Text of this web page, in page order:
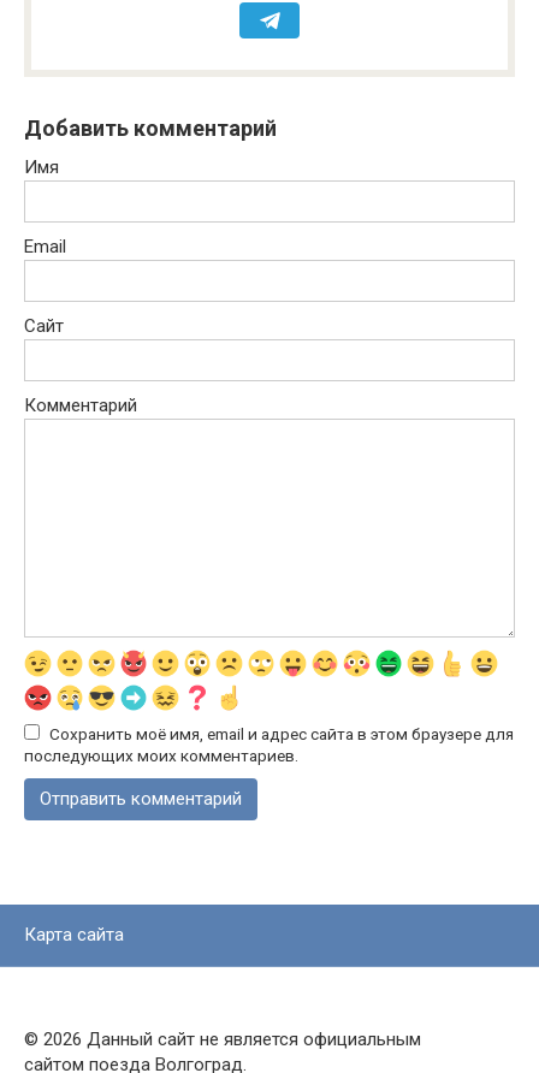
Добавить комментарий
Имя
Email
Сайт
Комментарий
Сохранить моё имя, email и адрес сайта в этом браузере для
последующих моих комментариев.
Карта сайта
© 2026 Данный сайт не является официальным
сайтом поезда Волгоград.